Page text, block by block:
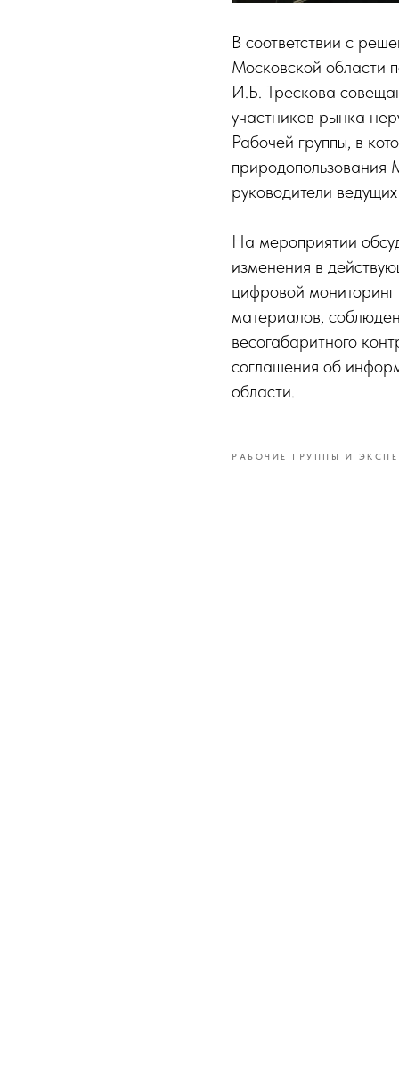
В соответствии с
Московской области
И.Б. Трескова
участников рынка
Рабочей группы, в
природопользования
руководители
На мероприятии
изменения в
цифровой
материалов,
весогабаритного
соглашения об
области.
РАБОЧИЕ ГРУППЫ И